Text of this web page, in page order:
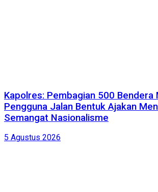
Kapolres: Pembagian 500 Bendera
Pengguna Jalan Bentuk Ajakan
Semangat Nasionalisme
5 Agustus 2026